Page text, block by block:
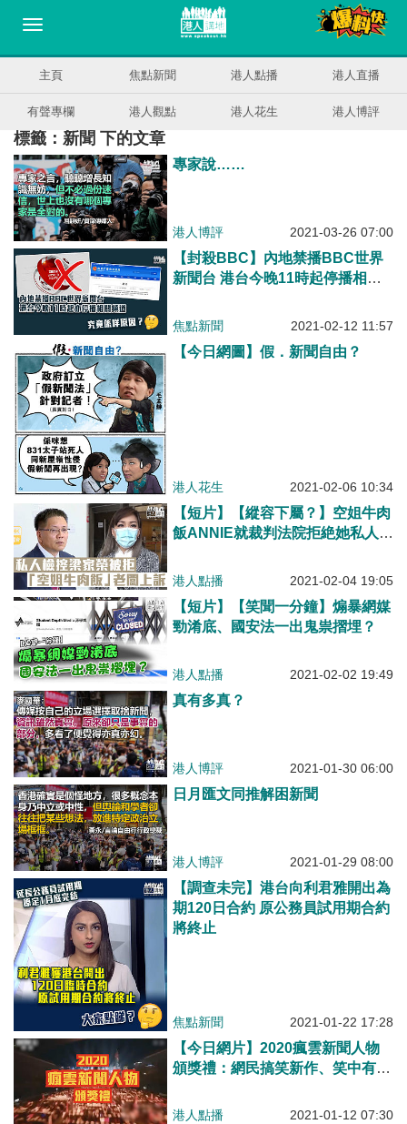
主頁 焦點新聞 港人點播 港人直播
有聲專欄 港人觀點 港人花生 港人博評
標籤：新聞 下的文章
專家說……
港人博評 2021-03-26 07:00
【封殺BBC】內地禁播BBC世界
新聞台 港台今晚11時起停播相關
焦點新聞 2021-02-12 11:57
【今日網圖】假．新聞自由？
港人花生 2021-02-06 10:34
【短片】【縱容下屬？】空姐牛肉
飯ANNIE就裁判法院拒絶她私人檢
上訴庭跟進。ANNIE：廣大市民訴
港人點播 2021-02-04 19:05
【短片】【笑聞一分鐘】煽暴網媒
勁淆底、國安法一出鬼祟摺埋？
港人點播 2021-02-02 19:49
真有多真？
港人博評 2021-01-30 06:00
日月匯文同推解困新聞
港人博評 2021-01-29 08:00
【調查未完】港台向利君雅開出為
期120日合約 原公務員試用期合約
將終止
焦點新聞 2021-01-22 17:28
【今日網片】2020瘋雲新聞人物
頒獎禮：網民搞笑新作、笑中有
港人點播 2021-01-12 07:30